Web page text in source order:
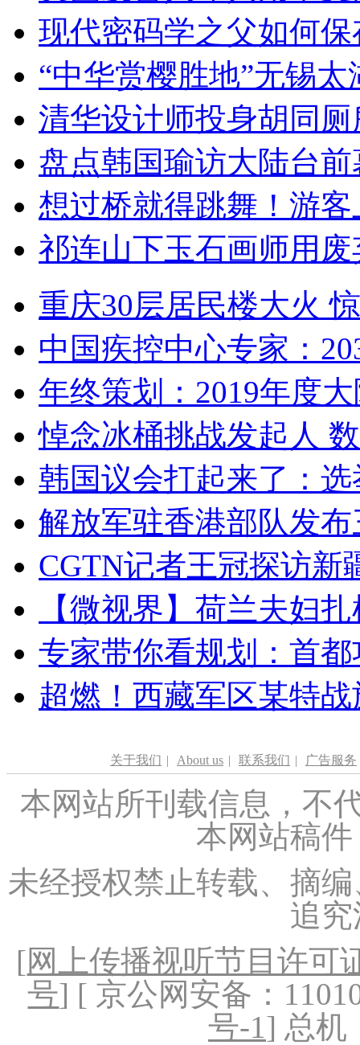
现代密码学之父如何
“中华赏樱胜地”无锡
清华设计师投身胡同
盘点韩国瑜访大陆台
想过桥就得跳舞！游客
祁连山下玉石画师用
重庆30层居民楼大火
中国疾控中心专家：
年终策划：2019年度
悼念冰桶挑战发起人
韩国议会打起来了：
解放军驻香港部队发
CGTN记者王冠探访新
【微视界】荷兰夫妇
专家带你看规划：首
超燃！西藏军区某特
关于我们 | About us | 联系我们 | 广告服务
本网站所刊载信息，不
本网站稿
未经授权禁止转载、摘
追
[网上传播视听节目许可
号] [ 京公网安备：
号-1] 总机